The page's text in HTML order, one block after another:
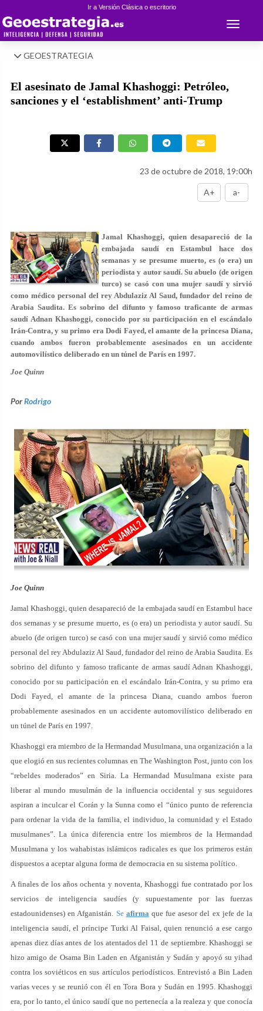
Ir a Versión Clásica o escritorio
Toggle
GEOESTRATEGIA
El asesinato de Jamal Khashoggi: Petróleo,
sanciones y el ‘establishment’ anti-Trump
23 de octubre de 2018, 19:00h
A+ a-
Jamal Khashoggi, quien desapareció de la
embajada saudí en Estambul hace dos
semanas y se presume muerto, es (o era) un
periodista y autor saudí. Su abuelo (de origen
turco) se casó con una mujer saudí y sirvió
como médico personal del rey Abdulaziz Al Saud, fundador del reino de
Arabia Saudita. Es sobrino del difunto y famoso traficante de armas
saudí Adnan Khashoggi, conocido por su participación en el escándalo
Irán-Contra, y su primo era Dodi Fayed, el amante de la princesa Diana,
cuando ambos fueron probablemente asesinados en un accidente
automovilístico deliberado en un túnel de París en 1997.
Joe Quinn
PorRodrigo
Joe Quinn
Jamal Khashoggi, quien desapareció de la embajada saudí en Estambul hace
dos semanas y se presume muerto, es (o era) un periodista y autor saudí. Su
abuelo (de origen turco) se casó con una mujer saudí y sirvió como médico
personal del rey Abdulaziz Al Saud, fundador del reino de Arabia Saudita. Es
sobrino del difunto y famoso traficante de armas saudí Adnan Khashoggi,
conocido por su participación en el escándalo Irán-Contra, y su primo era
Dodi Fayed, el amante de la princesa Diana, cuando ambos fueron
probablemente asesinados en un accidente automovilístico deliberado en
un túnel de París en 1997.
Khashoggi era miembro de la Hermandad Musulmana, una organización a la
que elogió en sus recientes columnas en The Washington Post, junto con los
“rebeldes moderados” en Siria. La Hermandad Musulmana existe para
liberar al mundo musulmán de la influencia occidental y sus seguidores
aspiran a inculcar el Corán y la Sunna como el “único punto de referencia
para ordenar la vida de la familia, el individuo, la comunidad y el Estado
musulmanes”. La única diferencia entre los miembros de la Hermandad
Musulmana y los wahabistas islámicos radicales es que los primeros están
dispuestos a aceptar alguna forma de democracia en su sistema político.
A finales de los años ochenta y noventa, Khashoggi fue contratado por los
servicios de inteligencia saudíes (y supuestamente por las fuerzas
estadounidenses) en Afganistán. Se afirmaque fue asesor del ex jefe de la
inteligencia saudí, el príncipe Turki Al Faisal, quien renunció a ese cargo
apenas diez días antes de los atentados del 11 de septiembre. Khashoggi se
hizo amigo de Osama Bin Laden en Afganistán y Sudán y apoyó su yihad
contra los soviéticos en sus artículos periodísticos. Entrevistó a Bin Laden
varias veces y se reunió con él en Tora Bora y Sudán en 1995. Khashoggi
era, por lo tanto, el único saudí que no pertenecía a la realeza y que conocía